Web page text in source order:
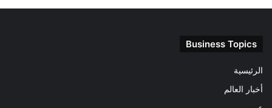
Business Topics
الرئيسية
أخبار العالم